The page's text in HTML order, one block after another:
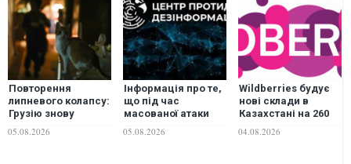
Повторення
липневого колапсу:
Грузію знову
блекаут, причини
05.08.2026
Інформація про те,
що під час
масованої атаки
зазнала
05.08.2026
Wildberries будує
нові склади в
Казахстані на 260
метрів
04.08.2026